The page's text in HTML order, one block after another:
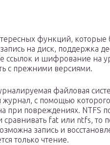
функций,
на диск, поддержка
ссылок и шифрование на
с прежними версиями.
файловая
с помощью
при повреждениях. NTFS
сравнивать fat или ntfs, то
запись и
только чтение.